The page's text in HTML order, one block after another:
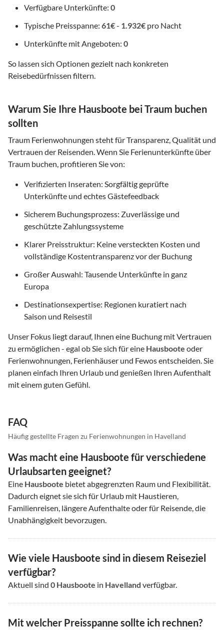
Verfügbare Unterkünfte: 0
Typische Preisspanne: 61€- 1.932€ pro Nacht
Unterkünfte mit Angeboten: 0
So lassen sich Optionen gezielt nach konkreten
Reisebedürfnissen filtern.
Warum Sie Ihre Hausboote bei Traum buchen
sollten
Traum Ferienwohnungen steht für Transparenz, Qualität und
Vertrauen der Reisenden. Wenn Sie Ferienunterkünfte über
Traum buchen, profitieren Sie von:
Verifizierten Inseraten: Sorgfältig geprüfte
Unterkünfte und echtes Gästefeedback
Sicherem Buchungsprozess: Zuverlässige und
geschützte Zahlungssysteme
Klarer Preisstruktur: Keine versteckten Kosten und
vollständige Kostentransparenz vor der Buchung
Großer Auswahl: Tausende Unterkünfte in ganz
Europa
Destinationsexpertise: Regionen kuratiert nach
Saison und Reisestil
Unser Fokus liegt darauf, Ihnen eine Buchung mit Vertrauen
zu ermöglichen - egal ob Sie sich für eine Hausboote oder
Ferienwohnungen, Ferienhäuser und Fewos entscheiden. Sie
planen einfach Ihren Urlaub und genießen Ihren Aufenthalt
mit einem guten Gefühl.
FAQ
Häufig gestellte Fragen zu Ferienwohnungen in Havelland
Was macht eine Hausboote für verschiedene
Urlaubsarten geeignet?
Eine Hausboote bietet abgegrenzten Raum und Flexibilität.
Dadurch eignet sie sich für Urlaub mit Haustieren,
Familienreisen, längere Aufenthalte oder für Reisende, die
Unabhängigkeit bevorzugen.
Wie viele Hausboote sind in diesem Reiseziel
verfügbar?
Aktuell sind 0 Hausboote in Havelland verfügbar.
Mit welcher Preisspanne sollte ich rechnen?